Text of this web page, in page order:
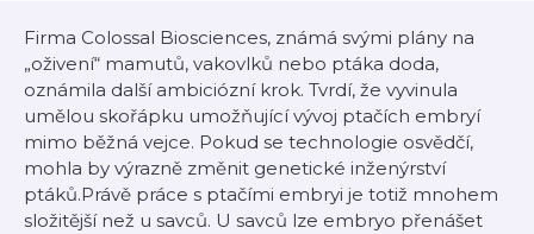
Firma Colossal Biosciences, známá svými plány na
„oživení“ mamutů, vakovlků nebo ptáka doda,
oznámila další ambiciózní krok. Tvrdí, že vyvinula
umělou skořápku umožňující vývoj ptačích embryí
mimo běžná vejce. Pokud se technologie osvědčí,
mohla by výrazně změnit genetické inženýrství
ptáků.Právě práce s ptačími embryi je totiž mnohem
složitější než u savců. U savců lze embryo přenášet